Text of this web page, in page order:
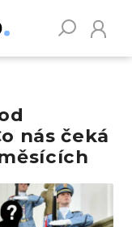
nás čeká